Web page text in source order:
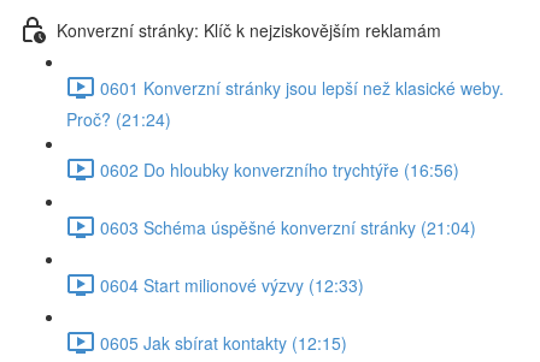
Konverzní stránky: Klíč k nejziskovějším reklamám
0601 Konverzní stránky jsou lepší než klasické weby.
Proč? (21:24)
0602 Do hloubky konverzního trychtýře (16:56)
0603 Schéma úspěšné konverzní stránky (21:04)
0604 Start milionové výzvy (12:33)
0605 Jak sbírat kontakty (12:15)